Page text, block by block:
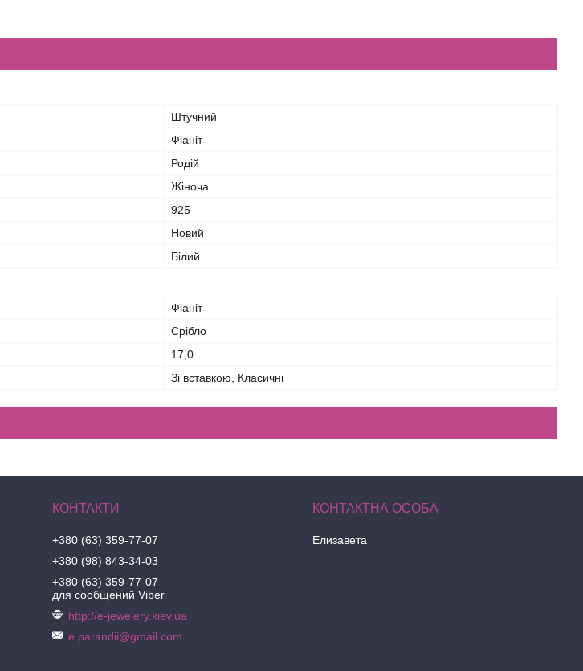
Штучний
Фіаніт
Родій
Жіноча
925
Новий
Білий
Фіаніт
Срібло
17,0
Зі вставкою, Класичні
+380 (63) 359-77-07
+380 (98) 843-34-03
+380 (63) 359-77-07
для сообщений Viber
http://e-jewelery.kiev.ua
e.parandii@gmail.com
Елизавета